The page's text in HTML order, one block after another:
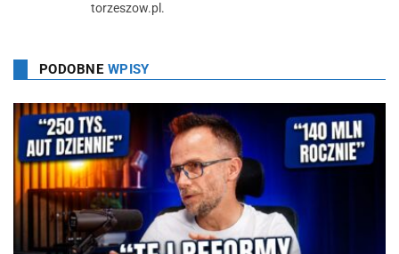
torzeszow.pl.
PODOBNE WPISY